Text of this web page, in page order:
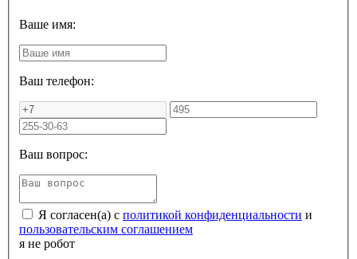
Ваше имя:
Ваш телефон:
Ваш вопрос:
Я согласен(а) с политикой конфиденциальности и
пользовательским соглашением
я не робот